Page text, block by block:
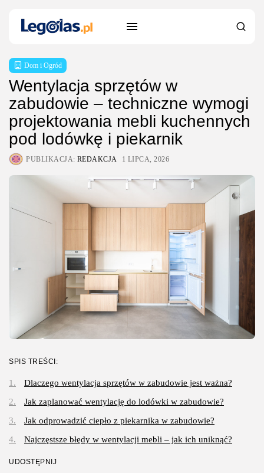
Dom i Ogród
Wentylacja sprzętów w
zabudowie – techniczne wymogi
projektowania mebli kuchennych
pod lodówkę i piekarnik
PUBLIKACJA: REDAKCJA 1 LIPCA, 2026
SPIS TREŚCI:
Dlaczego wentylacja sprzętów w zabudowie jest ważna?
Jak zaplanować wentylację do lodówki w zabudowie?
Jak odprowadzić ciepło z piekarnika w zabudowie?
Najczęstsze błędy w wentylacji mebli – jak ich uniknąć?
UDOSTĘPNIJ